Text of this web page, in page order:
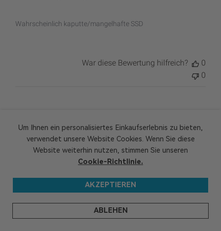
Wahrscheinlich kaputte/mangelhafte SSD
War diese Bewertung hilfreich?
0
0
Verifizierter Käufer
recht nicht
Um Ihnen ein personalisiertes Einkaufserlebnis zu bieten,
verwendet unsere Website Cookies. Wenn Sie diese
Website weiterhin nutzen, stimmen Sie unseren
Cookie-Richtlinie.
AKZEPTIEREN
ABLEHEN